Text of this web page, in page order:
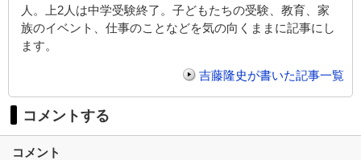
人。上2人は中学受験終了。子どもたちの受験、教育、家
族のイベント、仕事のことなどを気の向くままに記事にし
ます。
吉藤隆史が書いた記事一覧
コメントする
コメント